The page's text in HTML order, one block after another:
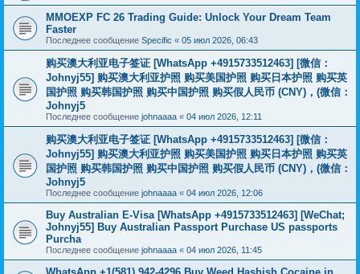
MMOEXP FC 26 Trading Guide: Unlock Your Dream Team
Faster
Последнее сообщение Specific « 05 июл 2026, 06:43
购买澳大利亚电子签证 [WhatsApp +4915733512463] [微信：
Johnyj55] 购买澳大利亚护照 购买美国护照 购买日本护照 购买英
国护照 购买韩国护照 购买中国护照 购买假人民币 (CNY)，(微信：
Johnyj5
Последнее сообщение johnaaaa « 04 июл 2026, 12:11
购买澳大利亚电子签证 [WhatsApp +4915733512463] [微信：
Johnyj55] 购买澳大利亚护照 购买美国护照 购买日本护照 购买英
国护照 购买韩国护照 购买中国护照 购买假人民币 (CNY)，(微信：
Johnyj5
Последнее сообщение johnaaaa « 04 июл 2026, 12:06
Buy Australian E-Visa [WhatsApp +4915733512463] [WeChat;
Johnyj55] Buy Australian Passport Purchase US passports
Purcha
Последнее сообщение johnaaaa « 04 июл 2026, 11:45